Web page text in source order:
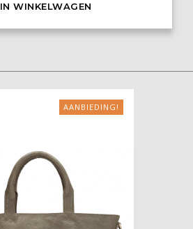
IN WINKELWAGEN
AANBIEDING!